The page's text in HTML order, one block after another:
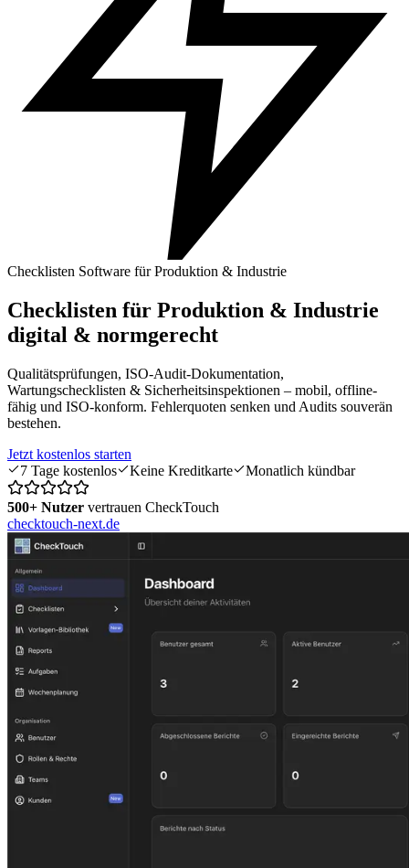
Checklisten Software für Produktion & Industrie
Checklisten für Produktion & Industrie
digital & normgerecht
Qualitätsprüfungen, ISO-Audit-Dokumentation,
Wartungschecklisten & Sicherheitsinspektionen – mobil, offline-
fähig und ISO-konform. Fehlerquoten senken und Audits souverän
bestehen.
Jetzt kostenlos starten
7 Tage kostenlos
Keine Kreditkarte Monatlich kündbar
500+ Nutzer vertrauen CheckTouch
checktouch-next.de